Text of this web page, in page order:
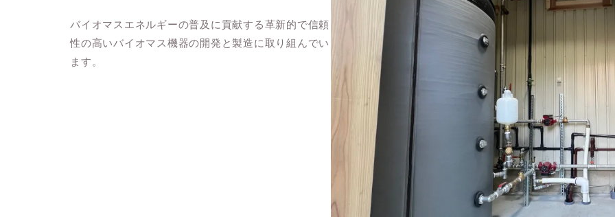
バイオマスエネルギーの普及に貢献する革新的で信頼
性の高いバイオマス機器の開発と製造に取り組んでい
ます。